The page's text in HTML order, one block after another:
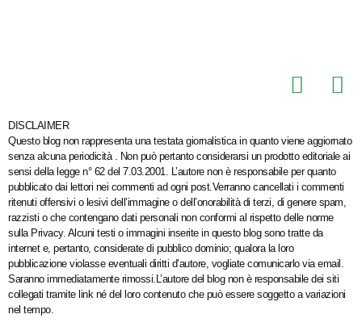
DISCLAIMER
Questo blog non rappresenta una testata giornalistica in quanto viene aggiornato
senza alcuna periodicità . Non può pertanto considerarsi un prodotto editoriale ai
sensi della legge n° 62 del 7.03.2001. L’autore non è responsabile per quanto
pubblicato dai lettori nei commenti ad ogni post.Verranno cancellati i commenti
ritenuti offensivi o lesivi dell’immagine o dell’onorabilità di terzi, di genere spam,
razzisti o che contengano dati personali non conformi al rispetto delle norme
sulla Privacy. Alcuni testi o immagini inserite in questo blog sono tratte da
internet e, pertanto, considerate di pubblico dominio; qualora la loro
pubblicazione violasse eventuali diritti d’autore, vogliate comunicarlo via email.
Saranno immediatamente rimossi.L’autore del blog non è responsabile dei siti
collegati tramite link né del loro contenuto che può essere soggetto a variazioni
nel tempo.